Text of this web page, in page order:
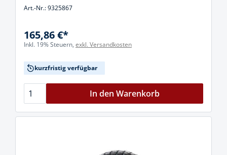
Art.-Nr.: 9325867
165,86 €*
Inkl. 19% Steuern, exkl. Versandkosten
kurzfristig verfügbar
In den Warenkorb